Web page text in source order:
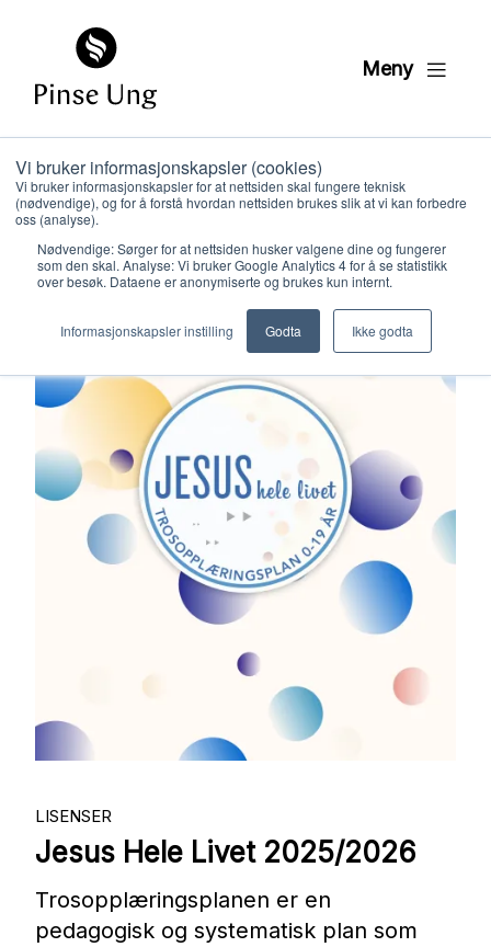
Vi bruker informasjonskapsler (cookies)
Vi bruker informasjonskapsler for at nettsiden skal fungere teknisk
(nødvendige), og for å forstå hvordan nettsiden brukes slik at vi kan forbedre
oss (analyse).
Nødvendige: Sørger for at nettsiden husker valgene dine og fungerer
som den skal. Analyse: Vi bruker Google Analytics 4 for å se statistikk
over besøk. Dataene er anonymiserte og brukes kun internt.
Informasjonskapsler instilling Godta Ikke godta
Meny
LISENSER
Jesus Hele Livet 2025/2026
Trosopplæringsplanen er en
pedagogisk og systematisk plan som
Hva vi gjør
Ressurser
Nettbutikk
Kontakt oss
Medlemssystem
Min konto